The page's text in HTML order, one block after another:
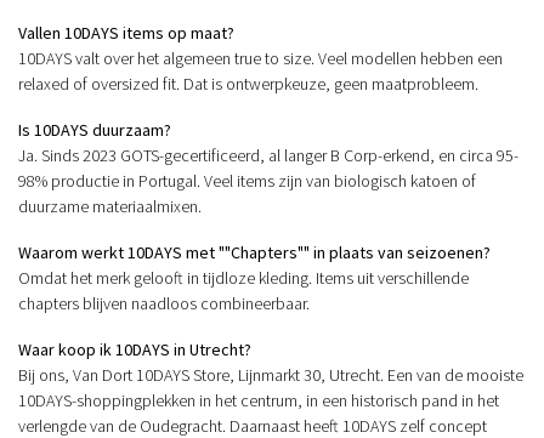
Vallen 10DAYS items op maat?
10DAYS valt over het algemeen true to size. Veel modellen hebben een
relaxed of oversized fit. Dat is ontwerpkeuze, geen maatprobleem.
Is 10DAYS duurzaam?
Ja. Sinds 2023 GOTS-gecertificeerd, al langer B Corp-erkend, en circa 95-
98% productie in Portugal. Veel items zijn van biologisch katoen of
duurzame materiaalmixen.
Waarom werkt 10DAYS met ""Chapters"" in plaats van seizoenen?
Omdat het merk gelooft in tijdloze kleding. Items uit verschillende
chapters blijven naadloos combineerbaar.
Waar koop ik 10DAYS in Utrecht?
Bij ons, Van Dort 10DAYS Store, Lijnmarkt 30, Utrecht. Een van de mooiste
10DAYS-shoppingplekken in het centrum, in een historisch pand in het
verlengde van de Oudegracht. Daarnaast heeft 10DAYS zelf concept